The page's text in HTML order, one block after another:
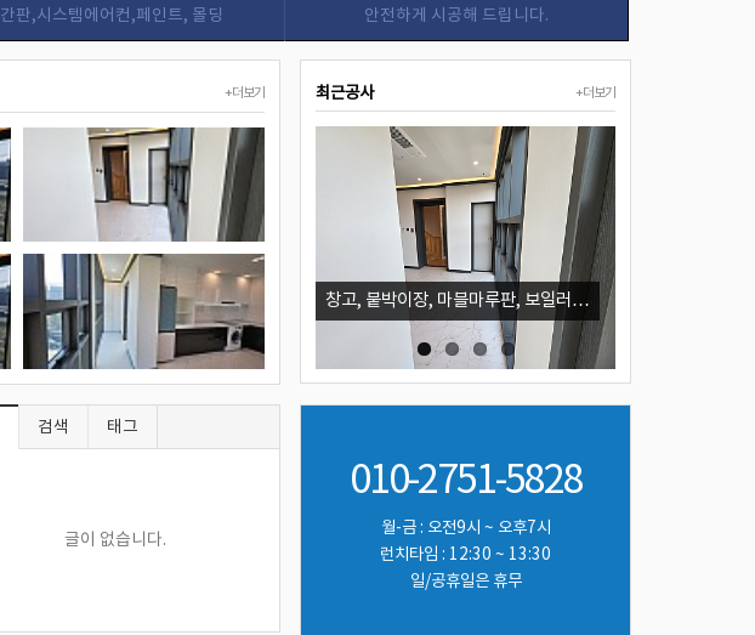
간판,시스템에어컨,페인트, 몰딩
안전하게 시공해 드립니다.
+더보기 +더보기
최근공사
오산 아파트 인테리어 시공 창고, 붙박이장, 마블마루판, 보일러…
검색 태그
글이 없습니다.
010-2751-5828
월-금 : 오전9시 ~ 오후7시
런치타임 : 12:30 ~ 13:30
일/공휴일은 휴무